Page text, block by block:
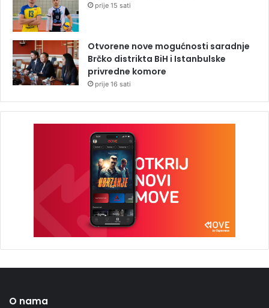
prije 15 sati
Otvorene nove mogućnosti saradnje
Brčko distrikta BiH i Istanbulske
privredne komore
prije 16 sati
O nama